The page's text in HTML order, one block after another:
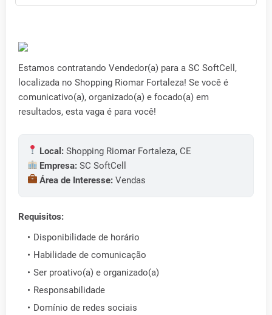
Estamos contratando Vendedor(a) para a SC SoftCell,
localizada no Shopping Riomar Fortaleza! Se você é
comunicativo(a), organizado(a) e focado(a) em
resultados, esta vaga é para você!
Local: Shopping Riomar Fortaleza, CE
Empresa: SC SoftCell
Área de Interesse: Vendas
Requisitos:
Disponibilidade de horário
Habilidade de comunicação
Ser proativo(a) e organizado(a)
Responsabilidade
Domínio de redes sociais